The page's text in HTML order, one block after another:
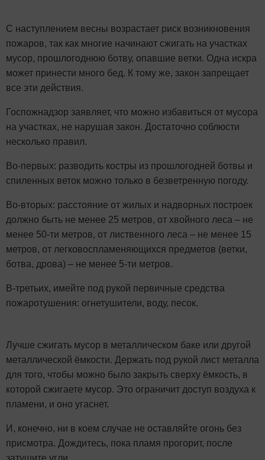
С наступлением весны возрастает риск возникновения
пожаров, так как многие начинают сжигать на участках
мусор, прошлогоднюю ботву, опавшие ветки. Одна искра
может принести много бед. К тому же, закон запрещает
все эти действия.
Госпожнадзор заявляет, что можно избавиться от мусора
на участках, не нарушая закон. Достаточно соблюсти
несколько правил.
Во-первых: разводить костры из прошлогодней ботвы и
спиленных веток можно только в безветренную погоду.
Во-вторых: расстояние от жилых и надворных построек
должно быть не менее 25 метров, от хвойного леса – не
менее 50-ти метров, от лиственного леса – не менее 15
метров, от легковоспламеняющихся предметов (ветки,
ботва, дрова) – не менее 5-ти метров.
В-третьих, имейте под рукой первичные средства
пожаротушения: огнетушители, воду, песок.
Лучше сжигать мусор в металлическом баке или другой
металлической ёмкости. Держать под рукой лист металла
для того, чтобы можно было закрыть сверху ёмкость, в
которой сжигаете мусор. Это ограничит доступ воздуха к
пламени, и оно угаснет.
И, конечно, ни в коем случае не оставляйте огонь без
присмотра. Дождитесь, пока пламя прогорит, после
затушите угли.